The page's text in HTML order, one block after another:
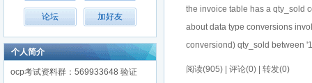
个人简介
ocp考试资料群：569933648 验证
the invoice table has a qty_sold
about data type conversions
conversiond) qty_sold between
阅读(905) | 评论(0) | 转发(0)